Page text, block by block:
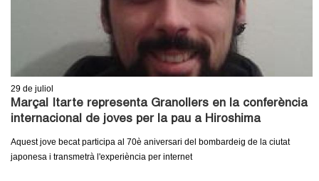
29 de juliol
Marçal Itarte representa Granollers en la conferència
internacional de joves per la pau a Hiroshima
Aquest jove becat participa al 70è aniversari del bombardeig de la ciutat
japonesa i transmetrà l'experiència per internet